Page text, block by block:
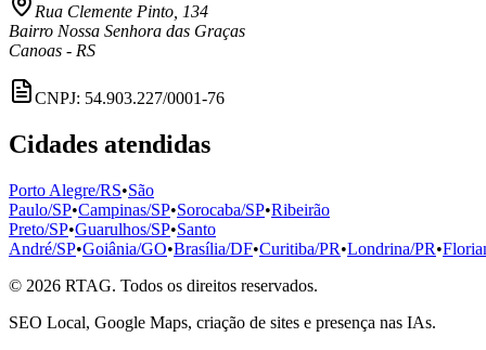
Rua Clemente Pinto, 134
Bairro Nossa Senhora das Graças
Canoas - RS
CNPJ: 54.903.227/0001-76
Cidades atendidas
Porto Alegre/RS•São
Paulo/SP•Campinas/SP•Sorocaba/SP•Ribeirão
Preto/SP•Guarulhos/SP•Santo
André/SP•Goiânia/GO•Brasília/DF•Curitiba/PR•Londrina/PR•
© 2026 RTAG. Todos os direitos reservados.
SEO Local, Google Maps, criação de sites e presença nas IAs.